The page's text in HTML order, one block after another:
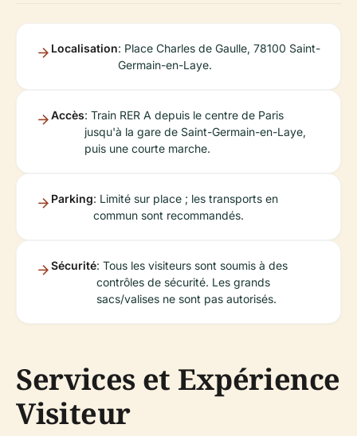
Localisation: Place Charles de Gaulle, 78100 Saint-
Germain-en-Laye.
Accès: Train RER A depuis le centre de Paris
jusqu'à la gare de Saint-Germain-en-Laye,
puis une courte marche.
Parking: Limité sur place ; les transports en
commun sont recommandés.
Sécurité: Tous les visiteurs sont soumis à des
contrôles de sécurité. Les grands
sacs/valises ne sont pas autorisés.
Services et Expérience
Visiteur